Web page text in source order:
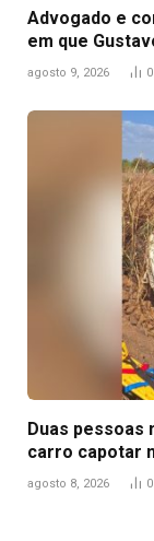
Advogado e
em que
agosto 9, 2026 0
Duas
carro capotar
agosto 8, 2026 0